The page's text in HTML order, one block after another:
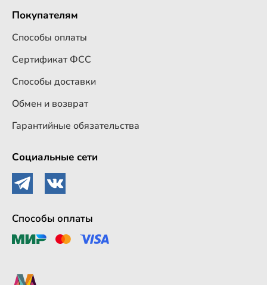
Покупателям
Способы оплаты
Сертификат ФСС
Способы доставки
Обмен и возврат
Гарантийные обязательства
Социальные сети
Способы оплаты